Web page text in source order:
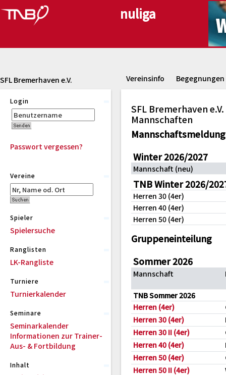
SFL Bremerhaven e.V. Vereinsinfo Begegnungen
Login
Passwort vergessen?
Vereine
Spieler
Spielersuche
Ranglisten
LK-Rangliste
Turniere
Turnierkalender
Seminare
Seminarkalender
Informationen zur Trainer-
Aus- & Fortbildung
Inhalt
SFL Bremerhaven e.V.
Mannschaften
Mannschaftsmeldung
Winter 2026/2027
Mannschaft (neu)
TNB Winter 2026/
Herren 30 (4er)
Herren 40 (4er)
Herren 50 (4er)
Gruppeneinteilung
Sommer 2026
Mannschaft
TNB Sommer 2026
Herren (4er)
Herren 30 (4er)
Herren 30 II (4er)
Herren 40 (4er)
Herren 50 (4er)
Herren 50 II (4er)